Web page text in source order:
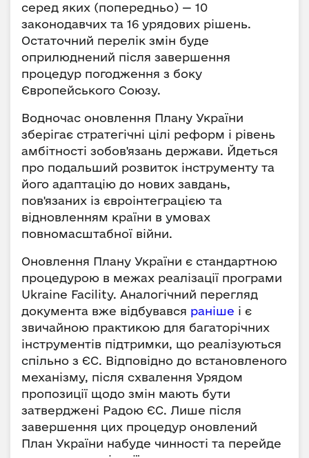
серед яких (попередньо) — 10
законодавчих та 16 урядових рішень.
Остаточний перелік змін буде
оприлюднений після завершення
процедур погодження з боку
Європейського Союзу.
Водночас оновлення Плану України
зберігає стратегічні цілі реформ і рівень
амбітності зобов'язань держави. Йдеться
про подальший розвиток інструменту та
його адаптацію до нових завдань,
пов'язаних із євроінтеграцією та
відновленням країни в умовах
повномасштабної війни.
Оновлення Плану України є стандартною
процедурою в межах реалізації програми
Ukraine Facility. Аналогічний перегляд
документа вже відбувався раніше і є
звичайною практикою для багаторічних
інструментів підтримки, що реалізуються
спільно з ЄС. Відповідно до встановленого
механізму, після схвалення Урядом
пропозиції щодо змін мають бути
затверджені Радою ЄС. Лише після
завершення цих процедур оновлений
План України набуде чинності та перейде